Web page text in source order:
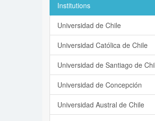
Institutions
Universidad de Chile
Universidad Católica de Chile
Universidad de Santiago de
Universidad de Concepción
Universidad Austral de Chile